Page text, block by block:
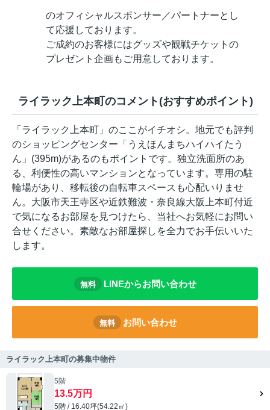
のオフィシャルスポンサー／パートナーとし
て応援しております。
ご成約のお客様にはグッズや観戦チケットの
プレゼント企画もご用意しております。
ライラック上本町のコメント(おすすめポイント)
「ライラック上本町」のここがイチオシ。地元でも評判
のショッピングセンター「うえほんまちハイハイたう
ん」(395m)があるのもポイントです。独立洗面所のあ
る、利便性の高いマンションとなっています。専用の駐
輪場があり、移転後の自転車スペースも心配いりませ
ん。大阪市天王寺区や近鉄難波・奈良線大阪上本町付近
で気になるお部屋を見つけたら、当社へお気軽にお問い
合せください。素敵なお部屋探しを全力でお手伝いいた
します。
無料 LINEからお問い合わせ
無料 お問い合わせ
ライラック上本町の募集中物件
5階
13.5万円
5階 / 16.40坪(54.22㎡)